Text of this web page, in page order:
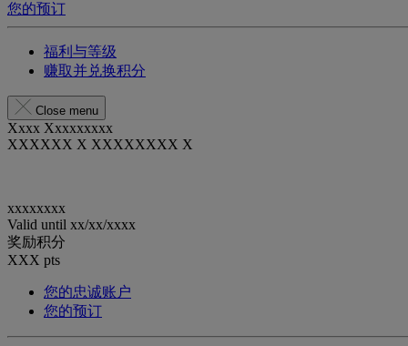
您的预订
福利与等级
赚取并兑换积分
Close menu
Xxxx Xxxxxxxxx
XXXXXX X XXXXXXXX X
xxxxxxxx
Valid until xx/xx/xxxx
奖励积分
XXX pts
您的忠诚账户
您的预订